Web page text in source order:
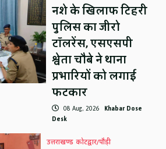
नशे के खिलाफ टिहरी
पुलिस का जीरो
टॉलरेंस, एसएसपी
श्वेता चौबे ने थाना
प्रभारियों को लगाई
फटकार
08 Aug, 2026 Khabar Dose
Desk
उत्तराखण्ड कोटद्वार/पौड़ी